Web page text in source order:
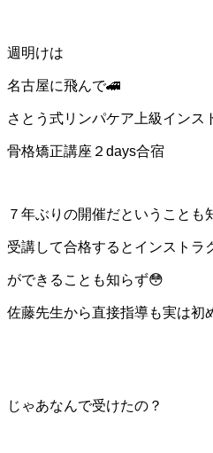
週明けは
名古屋に飛んで🚄
さとう式リンパケア上級インス
骨格矯正講座２days合宿
７年ぶりの開催だということも
受講して合格するとインストラ
ができることも知らず😳
佐藤先生から直接指導も実は初
じゃあなんで受けたの？